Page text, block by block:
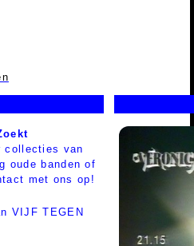
collecties van
oude banden of
met ons op!
VIJF TEGEN